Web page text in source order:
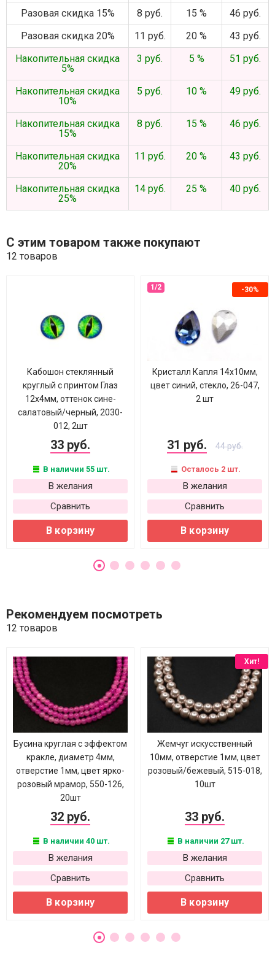
Разовая скидка 15%
8 руб. 15 %
46 руб.
Разовая скидка 20%
11 руб. 20 %
43 руб.
Накопительная скидка
5%
3 руб. 5 % 51 руб.
Накопительная скидка
10%
5 руб. 10 % 49 руб.
Накопительная скидка
15%
8 руб. 15 % 46 руб.
Накопительная скидка
20%
11 руб. 20 % 43 руб.
Накопительная скидка
25%
14 руб. 25 % 40 руб.
С этим товаром также покупают
12 товаров
Кабошон стеклянный
круглый с принтом Глаз
12х4мм, оттенок сине-
салатовый/черный, 2030-
012, 2шт
33 руб.
В наличии 55 шт.
В желания
Сравнить
В корзину
-30%
Кристалл Капля 14х10мм,
цвет синий, стекло, 26-047,
2 шт
31 руб. 44 руб.
Осталось 2 шт.
В желания
Сравнить
В корзину
Рекомендуем посмотреть
12 товаров
Бусина круглая с эффектом
кракле, диаметр 4мм,
отверстие 1мм, цвет ярко-
розовый мрамор, 550-126,
20шт
32 руб.
В наличии 40 шт.
В желания
Сравнить
В корзину
Хит!
Жемчуг искусственный
10мм, отверстие 1мм, цвет
розовый/бежевый, 515-018,
10шт
33 руб.
В наличии 27 шт.
В желания
Сравнить
В корзину